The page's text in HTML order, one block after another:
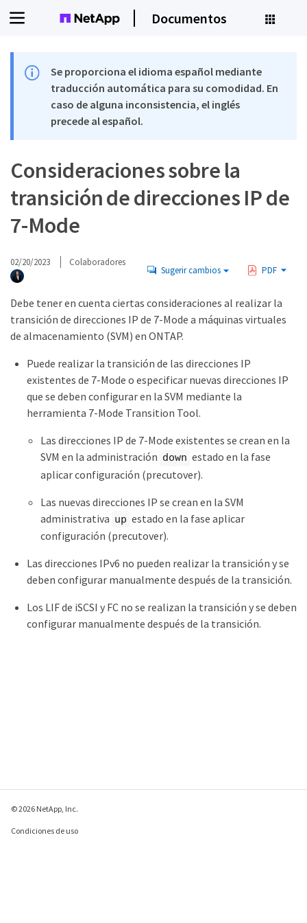
Documentos
Se proporciona el idioma español mediante
traducción automática para su comodidad. En
caso de alguna inconsistencia, el inglés
precede al español.
Consideraciones sobre la
transición de direcciones IP de
7-Mode
02/20/2023 Colaboradores
Sugerir cambios PDF
Debe tener en cuenta ciertas consideraciones al realizar la
transición de direcciones IP de 7-Mode a máquinas virtuales
de almacenamiento (SVM) en ONTAP.
Puede realizar la transición de las direcciones IP
existentes de 7-Mode o especificar nuevas direcciones IP
que se deben configurar en la SVM mediante la
herramienta 7-Mode Transition Tool.
Las direcciones IP de 7-Mode existentes se crean en la
SVM en la administración down estado en la fase
aplicar configuración (precutover).
Las nuevas direcciones IP se crean en la SVM
administrativa up estado en la fase aplicar
configuración (precutover).
Las direcciones IPv6 no pueden realizar la transición y se
deben configurar manualmente después de la transición.
Los LIF de iSCSI y FC no se realizan la transición y se deben
configurar manualmente después de la transición.
© 2026 NetApp, Inc.
Condiciones de uso